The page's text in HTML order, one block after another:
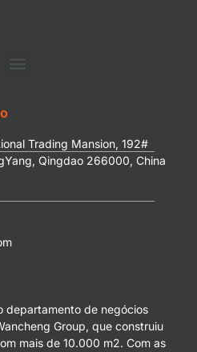
Trading Mansion, 192#
Qingdao 266000, China
departamento de negócios
Group, que construiu
mais de 10.000 m2. Com as